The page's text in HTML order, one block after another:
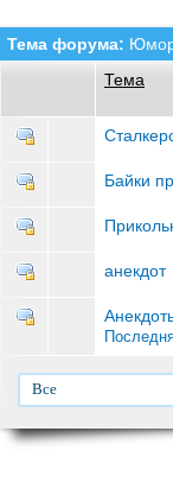
Тема форума:
Тема
Байки
анекдот
Все